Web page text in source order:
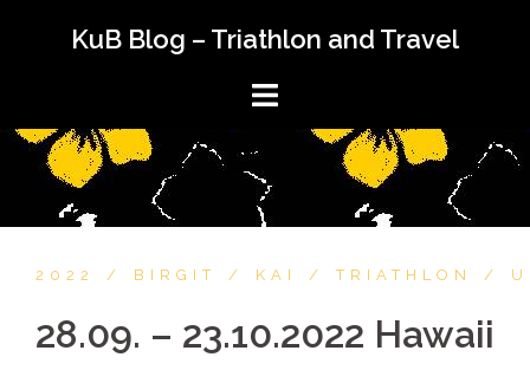
KuB Blog – Triathlon and Travel
2022 BIRGIT KAI TRIATHLON
28.09. – 23.10.2022 Hawaii